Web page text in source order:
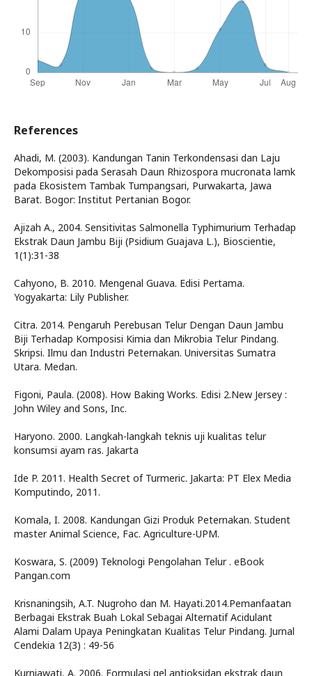
References
Ahadi, M. (2003). Kandungan Tanin Terkondensasi dan Laju
Dekomposisi pada Serasah Daun Rhizospora mucronata lamk
pada Ekosistem Tambak Tumpangsari, Purwakarta, Jawa
Barat. Bogor: Institut Pertanian Bogor.
Ajizah A., 2004. Sensitivitas Salmonella Typhimurium Terhadap
Ekstrak Daun Jambu Biji (Psidium Guajava L.), Bioscientie,
1(1):31-38
Cahyono, B. 2010. Mengenal Guava. Edisi Pertama.
Yogyakarta: Lily Publisher.
Citra. 2014. Pengaruh Perebusan Telur Dengan Daun Jambu
Biji Terhadap Komposisi Kimia dan Mikrobia Telur Pindang.
Skripsi. Ilmu dan Industri Peternakan. Universitas Sumatra
Utara. Medan.
Figoni, Paula. (2008). How Baking Works. Edisi 2.New Jersey :
John Wiley and Sons, Inc.
Haryono. 2000. Langkah-langkah teknis uji kualitas telur
konsumsi ayam ras. Jakarta
Ide P. 2011. Health Secret of Turmeric. Jakarta: PT Elex Media
Komputindo, 2011.
Komala, I. 2008. Kandungan Gizi Produk Peternakan. Student
master Animal Science, Fac. Agriculture-UPM.
Koswara, S. (2009) Teknologi Pengolahan Telur . eBook
Pangan.com
Krisnaningsih, A.T. Nugroho dan M. Hayati.2014.Pemanfaatan
Berbagai Ekstrak Buah Lokal Sebagai Alternatif Acidulant
Alami Dalam Upaya Peningkatan Kualitas Telur Pindang. Jurnal
Cendekia 12(3) : 49-56
Kurniawati, A. 2006. Formulasi gel antioksidan ekstrak daun